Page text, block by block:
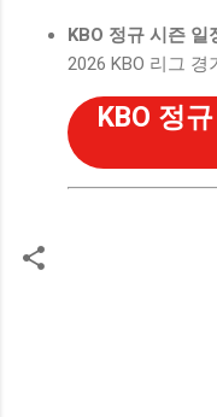
KBO 정규 시즌 일
2026 KBO 리그
KBO 정